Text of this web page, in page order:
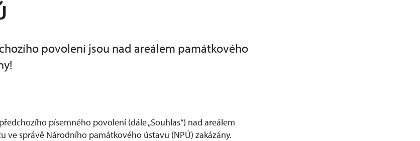
povolení jsou nad areálem památkového
písemného povolení (dále „Souhlas“) nad areálem
ve správě Národního památkového ústavu (NPÚ) zakázány.